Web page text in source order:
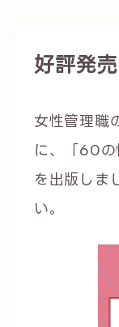
好評発売
女性管理職
に、「60の
を出版しま
い。